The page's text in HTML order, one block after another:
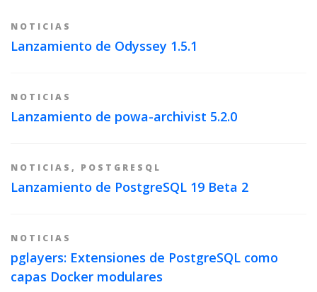
NOTICIAS
Lanzamiento de Odyssey 1.5.1
NOTICIAS
Lanzamiento de powa-archivist 5.2.0
NOTICIAS , POSTGRESQL
Lanzamiento de PostgreSQL 19 Beta 2
NOTICIAS
pglayers: Extensiones de PostgreSQL como
capas Docker modulares